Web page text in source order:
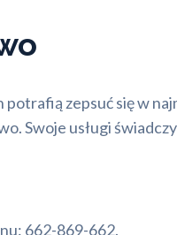
potrafią zepsuć się w
Swoje usługi
662-869-662.